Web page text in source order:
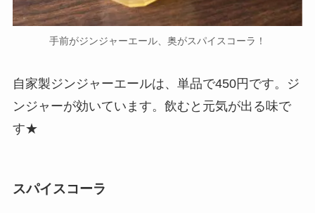
手前がジンジャーエール、奥がスパイスコーラ！
自家製ジンジャーエールは、単品で450円です。ジ
ンジャーが効いています。飲むと元気が出る味で
す★
スパイスコーラ